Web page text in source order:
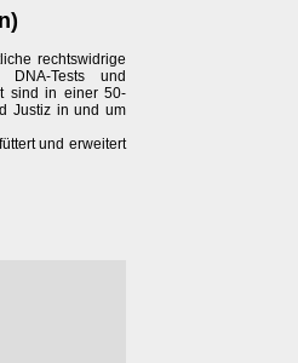
rechtswidrige
DNA-Tests und
sind in einer 50-
Justiz in und um
und erweitert